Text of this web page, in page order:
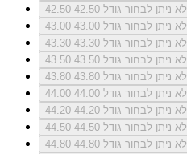
42.50
לא ניתן לבחור גודל 42.50
43.00
לא ניתן לבחור גודל 43.00
43.30
לא ניתן לבחור גודל 43.30
43.50
לא ניתן לבחור גודל 43.50
43.80
לא ניתן לבחור גודל 43.80
44.00
לא ניתן לבחור גודל 44.00
44.20
לא ניתן לבחור גודל 44.20
44.50
לא ניתן לבחור גודל 44.50
44.80
לא ניתן לבחור גודל 44.80